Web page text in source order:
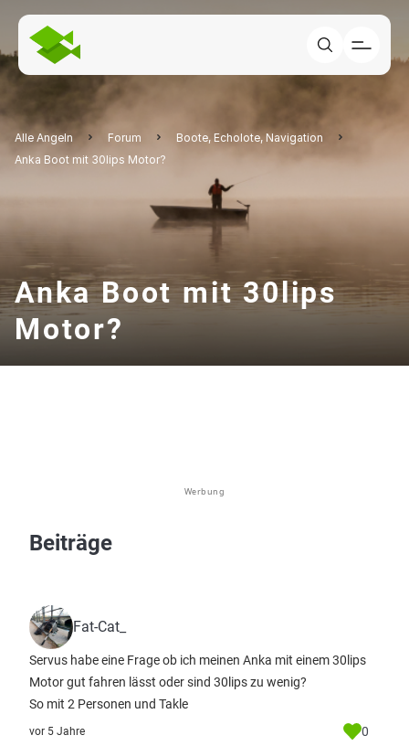
Alle Angeln Forum
Boote, Echolote, Navigation
Anka Boot mit 30lips Motor?
Anka Boot mit 30lips
Motor?
Werbung
Beiträge
Fat-Cat_
Servus habe eine Frage ob ich meinen Anka mit einem 30lips
Motor gut fahren lässt oder sind 30lips zu wenig?
So mit 2 Personen und Takle
vor 5 Jahre 0